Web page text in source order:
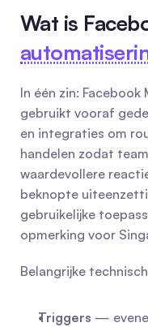
In één zin:
gebruikt vooraf
en integraties om
handelen zodat
waardevollere
beknopte
gebruikelijke
opmerking voor
Belangrijke
Triggers —